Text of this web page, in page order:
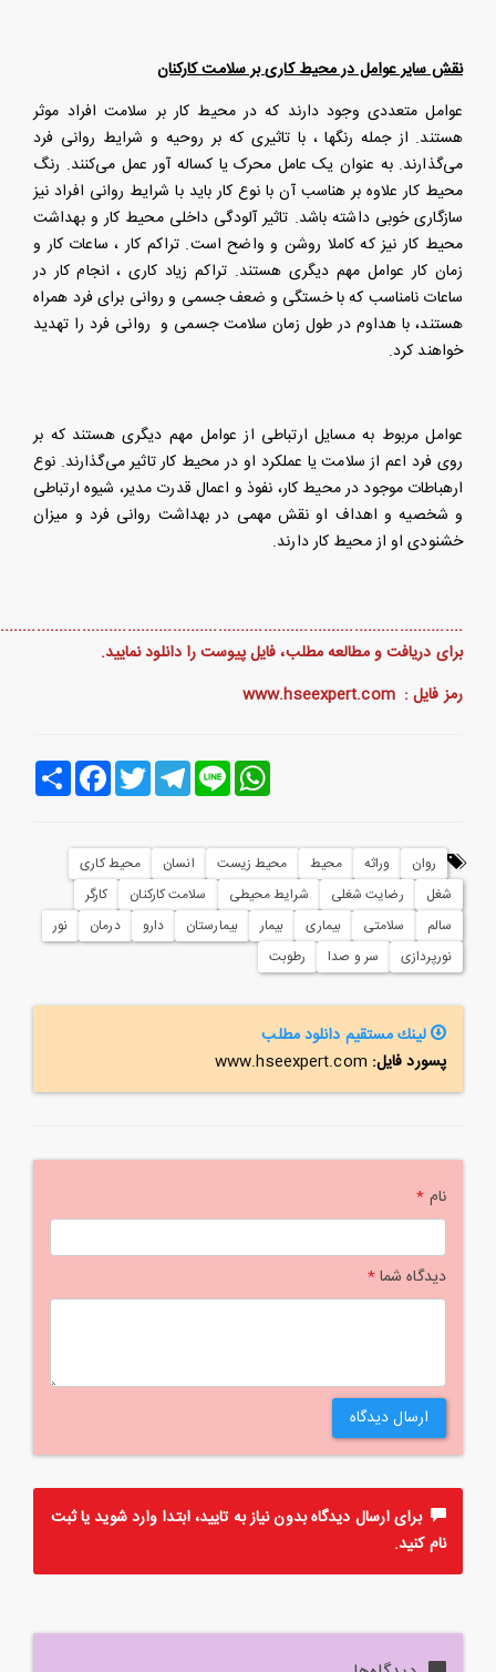
نقش سایر عوامل در محیط کاری بر سلامت کارکنان
عوامل متعددی وجود دارند که در محیط کار بر سلامت افراد موثر
هستند. از جمله رنگها ، با تاثیری که بر روحیه و شرایط روانی فرد
می‌گذارند. به عنوان یک عامل محرک یا کساله آور عمل می‌کنند. رنگ
محیط کار علاوه بر هناسب آن با نوع کار باید با شرایط روانی افراد نیز
سازگاری خوبی داشته باشد. تاثیر آلودگی داخلی محیط کار و بهداشت
محیط کار نیز که کاملا روشن و واضح است. تراکم کار ، ساعات کار و
زمان کار عوامل مهم دیگری هستند. تراکم زیاد کاری ، انجام کار در
ساعات نامناسب که با خستگی و ضعف جسمی و روانی برای فرد همراه
هستند، با هداوم در طول زمان سلامت جسمی و روانی فرد را تهدید
خواهند کرد.
عوامل مربوط به مسایل ارتباطی از عوامل مهم دیگری هستند که بر
روی فرد اعم از سلامت یا عملکرد او در محیط کار تاثیر می‌گذارند. نوع
ارهباطات موجود در محیط کار، نفوذ و اعمال قدرت مدیر، شیوه ارتباطی
و شخصیه و اهداف او نقش مهمی در بهداشت روانی فرد و میزان
خشنودی او از محیط کار دارند.
........................................................................................................
برای دریافت و مطالعه مطلب، فایل پیوست را دانلود نمایید.
رمز فایل :www.hseexpert.com
اشتراک
FacebookTwitter
Telegram Line
WhatsApp
روان وراثه محیط محیط زیست انسان
محیط کاری
شغل
رضایت شغلی شرایط محیطی سلامت کارکنان
کارگر
سالم
سلامتی بیماری بیمار بیمارستان دارو درمان
نورپردازی
سر و صدا رطوبت
لینك مستقیم دانلود مطلب
پسورد فایل:www.hseexpert.com
نام*
دیدگاه شما*
ارسال دیدگاه
برای ارسال دیدگاه بدون نیاز به تایید، ابتداواردشوید یاثبت
نامکنید.